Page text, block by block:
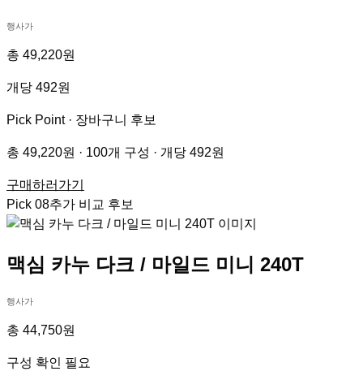
행사가
총 49,220원
개당 492원
Pick Point · 장바구니 후보
총 49,220원 · 100개 구성 · 개당 492원
구매하러가기
Pick 08추가 비교 후보
맥심 카누 다크 / 마일드 미니 240T
행사가
총 44,750원
구성 확인 필요